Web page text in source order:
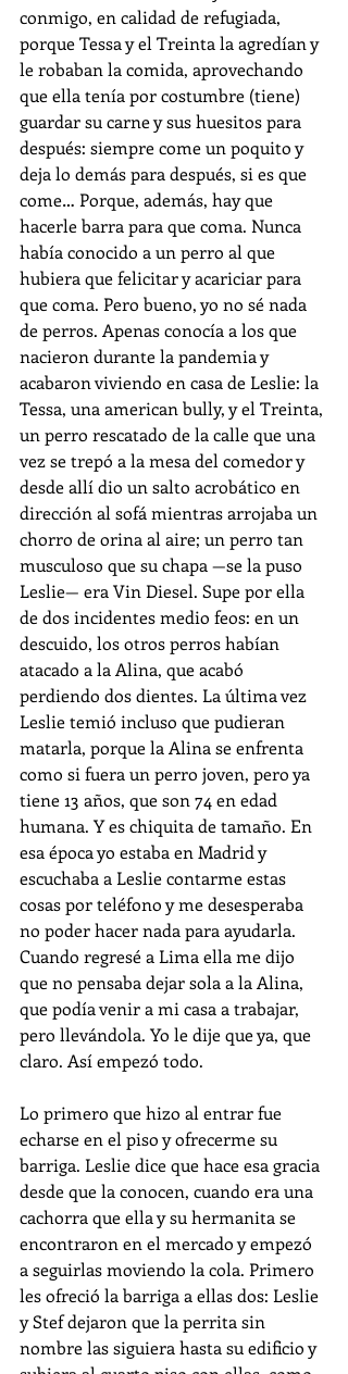
conmigo, en calidad de refugiada,
porque Tessa y el Treinta la agredían y
le robaban la comida, aprovechando
que ella tenía por costumbre (tiene)
guardar su carne y sus huesitos para
después: siempre come un poquito y
deja lo demás para después, si es que
come… Porque, además, hay que
hacerle barra para que coma. Nunca
había conocido a un perro al que
hubiera que felicitar y acariciar para
que coma. Pero bueno, yo no sé nada
de perros. Apenas conocía a los que
nacieron durante la pandemia y
acabaron viviendo en casa de Leslie: la
Tessa, una american bully, y el Treinta,
un perro rescatado de la calle que una
vez se trepó a la mesa del comedor y
desde allí dio un salto acrobático en
dirección al sofá mientras arrojaba un
chorro de orina al aire; un perro tan
musculoso que su chapa —se la puso
Leslie— era Vin Diesel. Supe por ella
de dos incidentes medio feos: en un
descuido, los otros perros habían
atacado a la Alina, que acabó
perdiendo dos dientes. La última vez
Leslie temió incluso que pudieran
matarla, porque la Alina se enfrenta
como si fuera un perro joven, pero ya
tiene 13 años, que son 74 en edad
humana. Y es chiquita de tamaño. En
esa época yo estaba en Madrid y
escuchaba a Leslie contarme estas
cosas por teléfono y me desesperaba
no poder hacer nada para ayudarla.
Cuando regresé a Lima ella me dijo
que no pensaba dejar sola a la Alina,
que podía venir a mi casa a trabajar,
pero llevándola. Yo le dije que ya, que
claro. Así empezó todo.
Lo primero que hizo al entrar fue
echarse en el piso y ofrecerme su
barriga. Leslie dice que hace esa gracia
desde que la conocen, cuando era una
cachorra que ella y su hermanita se
encontraron en el mercado y empezó
a seguirlas moviendo la cola. Primero
les ofreció la barriga a ellas dos: Leslie
y Stef dejaron que la perrita sin
nombre las siguiera hasta su edificio y